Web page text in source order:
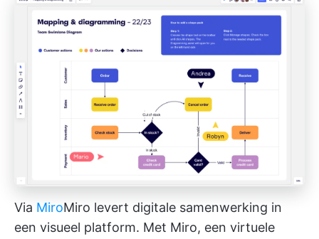
Via MiroMiro levert digitale samenwerking in
een visueel platform. Met Miro, een virtuele